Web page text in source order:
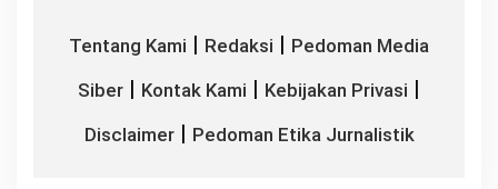
Tentang Kami | Redaksi | Pedoman Media
Siber | Kontak Kami | Kebijakan Privasi |
Disclaimer| Pedoman Etika Jurnalistik